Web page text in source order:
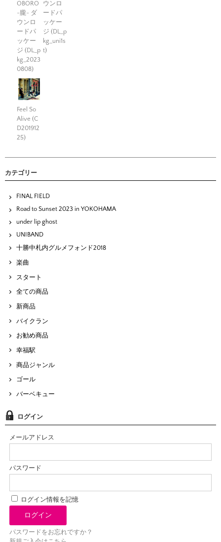
OBORO
-朧- ダ
ウンロ
ードパ
ッケー
ジ (DL_p
kg_2023
0808)
ウンロ
ードパ
ッケー
ジ (DL_p
kg_uni1s
t)
Feel So
Alive (C
D201912
25)
カテゴリー
FINAL FIELD
Road to Sunset 2023 in YOKOHAMA
under lip ghost
UNIBAND
十勝中札内グルメフォンド2018
楽曲
スタート
全ての商品
新商品
バイクラン
お勧め商品
幸福駅
商品ジャンル
ゴール
バーベキュー
ログイン
メールアドレス
パスワード
ログイン情報を記憶
パスワードをお忘れですか？